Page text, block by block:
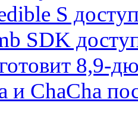
S
SDK
8,9-
и ChaCha